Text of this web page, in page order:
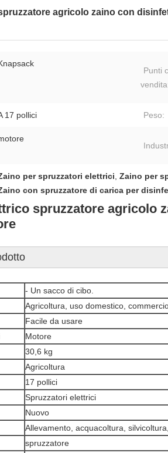
agricolo zaino con
Punti
17 pollici Peso:
per spruzzatori elettrici, Zaino per
con spruzzatore di carica per
spruzzatore agricolo
- Un sacco di cibo.
Agricoltura, uso domestico,
Facile da usare
Motore
30,6 kg
Agricoltura
17 pollici
Spruzzatori elettrici
Nuovo
Allevamento, acquacoltura,
spruzzatore